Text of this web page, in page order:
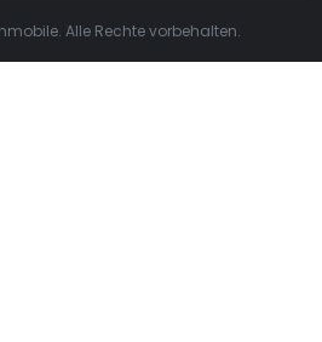
Alle Rechte vorbehalten.